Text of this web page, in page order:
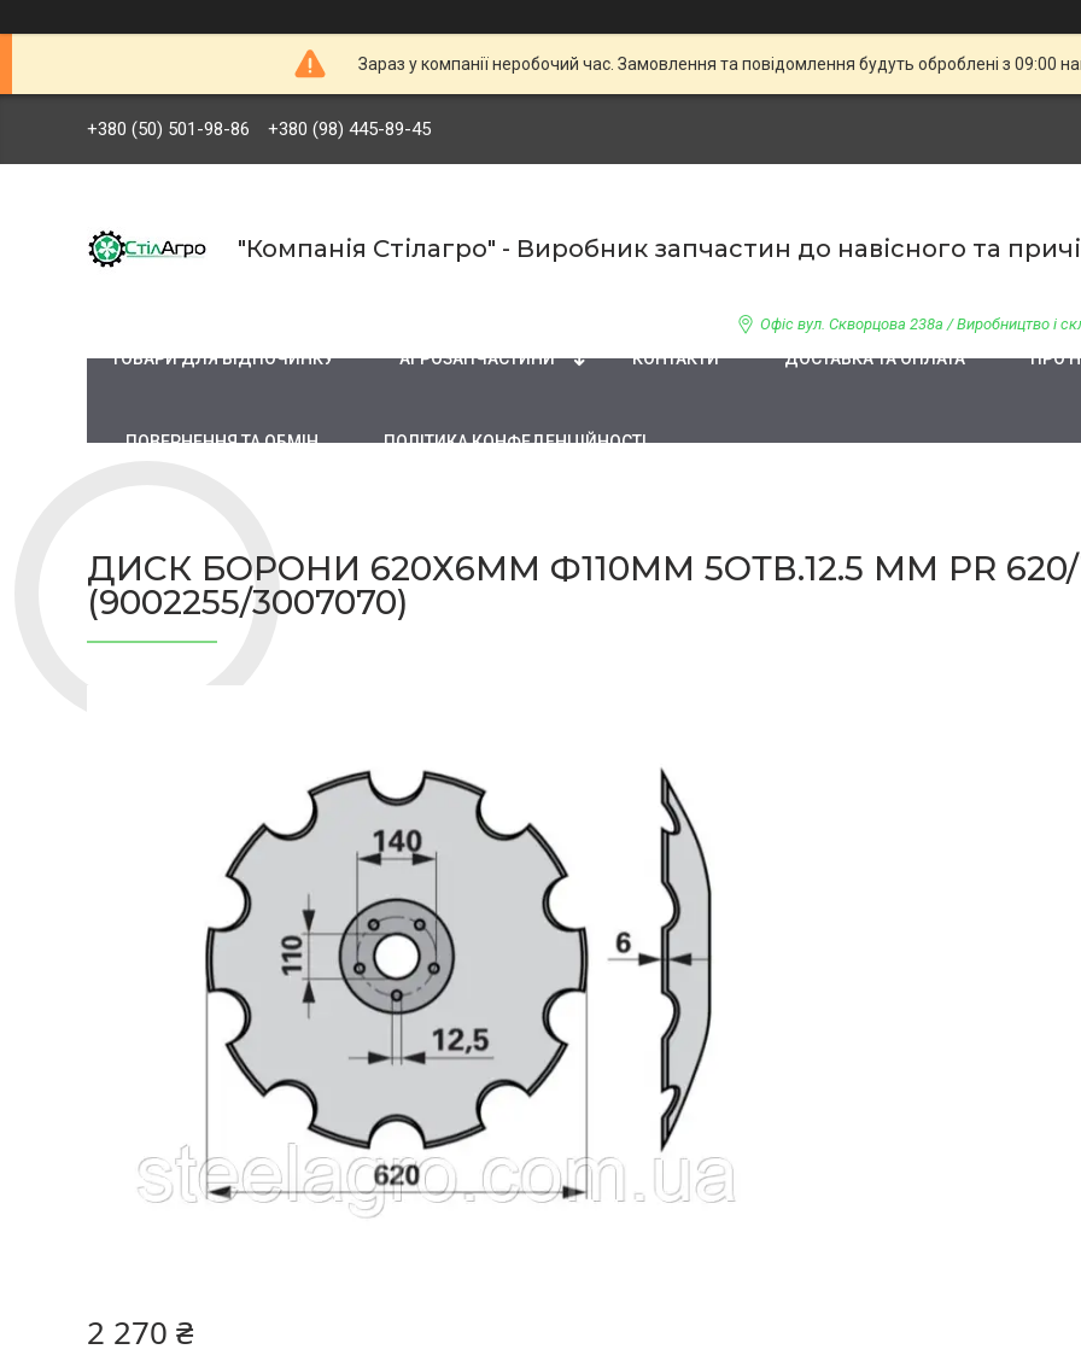
Зараз у компанії неробочий час. Замовлення та повідомлення будуть оброблені з 09:00
+380 (50) 501-98-86 +380 (98) 445-89-45
"Компанія Стілагро" - Виробник запчастин до навісного та
Офіс вул. Скворцова 238а / Виробництво і
ТОВАРИ ДЛЯ ВІДПОЧИНКУ АГРОЗАПЧАСТИНИ КОНТАКТИ ДОСТАВКА ТА ОПЛАТА ПРО
ПОВЕРНЕННЯ ТА ОБМІН ПОЛІТИКА КОНФЕДЕНЦІЙНОСТІ
ДИСК БОРОНИ 620Х6ММ Ф110ММ 5ОТВ.12.5 ММ PR 620/
(9002255/3007070)
2 270 ₴